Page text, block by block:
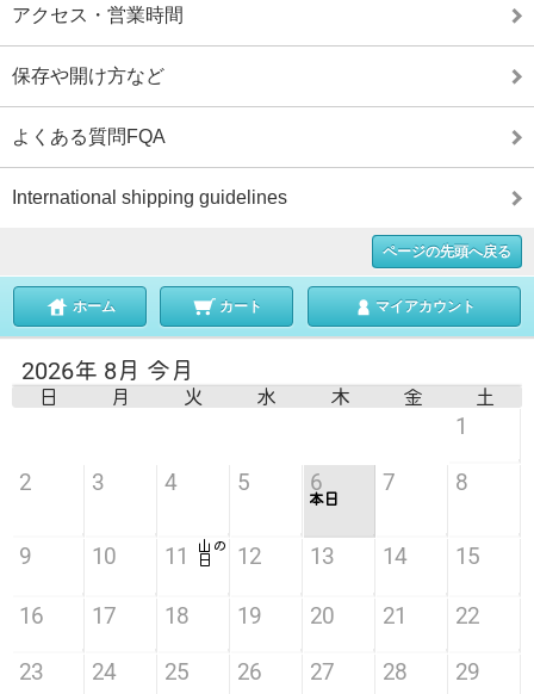
アクセス・営業時間
保存や開け方など
よくある質問FQA
International shipping guidelines
ページの先頭へ戻る
ホーム カート マイアカウント